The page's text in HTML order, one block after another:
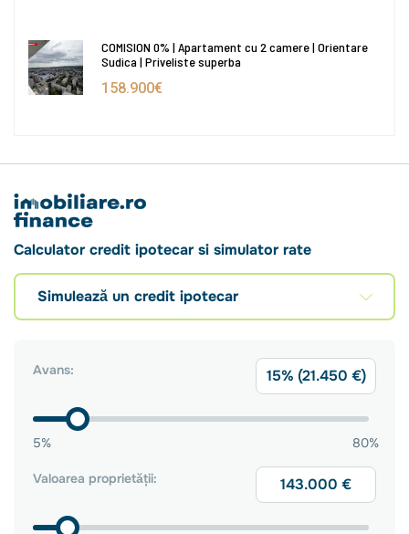
COMISION 0% | Apartament cu 2 camere | Orientare
Sudica | Priveliste superba
158.900€